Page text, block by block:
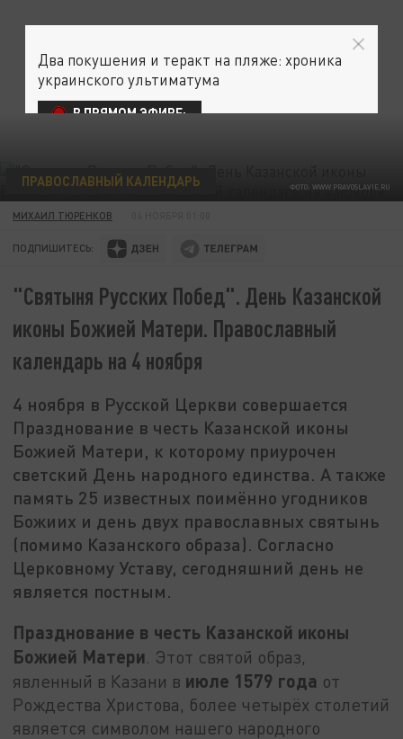
ФОТО: WWW.PRAVOSLAVIE.RU
ПРАВОСЛАВНЫЙ КАЛЕНДАРЬ
МИХАИЛ ТЮРЕНКОВ
ПОДПИШИТЕСЬ:
"Святыня Русских Побед". День Казанской
иконы Божией Матери. Православный
календарь на 4 ноября
4 ноября в Русской Церкви совершается
Празднование в честь Казанской иконы
Божией Матери, к которому приурочен
светский День народного единства. А также
память 25 известных поимённо угодников
Божиих и день двух православных святынь
(помимо Казанского образа). Согласно
Церковному Уставу, сегодняшний день не
является постным.
Празднование в честь Казанской иконы
Божией Матери . Этот святой образ,
явленный в Казани в июле 1579 года от
Рождества Христова, более четырёх столетий
является символом нашего народного
Два покушения и теракт на пляже: хроника
украинского ультиматума
В ПРЯМОМ ЭФИРЕ: